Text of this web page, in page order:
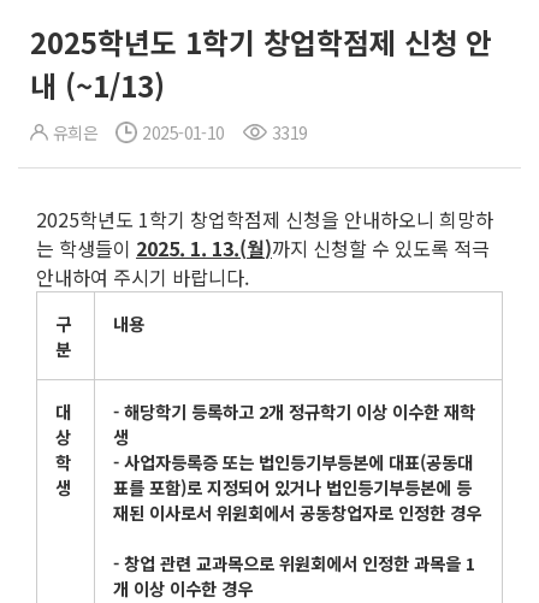
2025학년도 1학기 창업학점제 신청 안
내 (~1/13)
유희은 2025-01-10 3319
2025학년도 1학기 창업학점제 신청을 안내하오니 희망하
는 학생들이 2025. 1. 13.(월)까지 신청할 수 있도록 적극
안내하여 주시기 바랍니다.
구
분
내용
대
상
학
생
-해당학기 등록하고 2개 정규학기 이상 이수한 재학
생
-사업자등록증 또는 법인등기부등본에 대표(공동대
표를 포함)로 지정되어 있거나 법인등기부등본에 등
재된 이사로서 위원회에서 공동창업자로 인정한 경우
-창업 관련 교과목으로 위원회에서 인정한 과목을 1
개 이상 이수한 경우